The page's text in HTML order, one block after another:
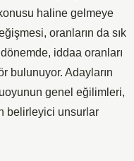
haline gelmeye
oranların da sık
iddaa oranları
bulunuyor. Adayların
genel eğilimleri,
belirleyici unsurlar